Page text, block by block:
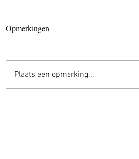
Opmerkingen
Plaats een opmerking...